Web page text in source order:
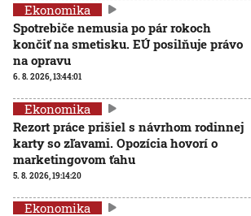
Ekonomika
Spotrebiče nemusia po pár rokoch
končiť na smetisku. EÚ posilňuje právo
na opravu
6. 8. 2026, 13:44:01
Ekonomika
Rezort práce prišiel s návrhom rodinnej
karty so zľavami. Opozícia hovorí o
marketingovom ťahu
5. 8. 2026, 19:14:20
Ekonomika